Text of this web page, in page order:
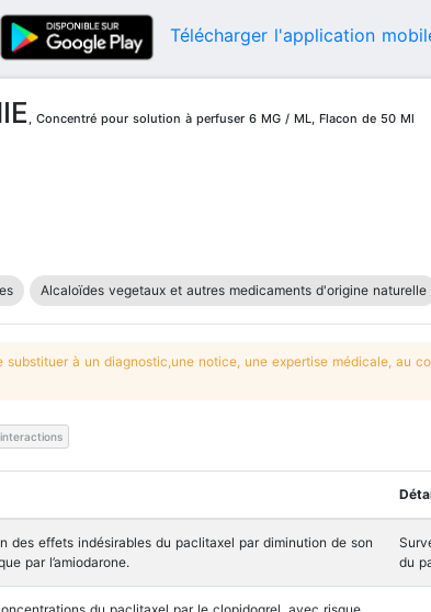
Télécharger l'application
, Concentré pour solution à perfuser 6 MG / ML, Flacon de 50 Ml
Alcaloïdes vegetaux et autres medicaments d'origine naturelle
à un diagnostic,une notice, une expertise médicale, au
des effets indésirables du paclitaxel par diminution de son
par l’amiodarone.
du